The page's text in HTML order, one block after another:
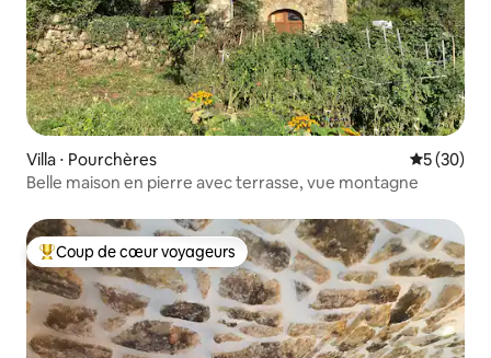
Villa ⋅ Pourchères
5 (30)
Belle maison en pierre avec terrasse, vue montagne
Coups de cœur voyageurs les plus appréciés
Coup de cœur voyageurs